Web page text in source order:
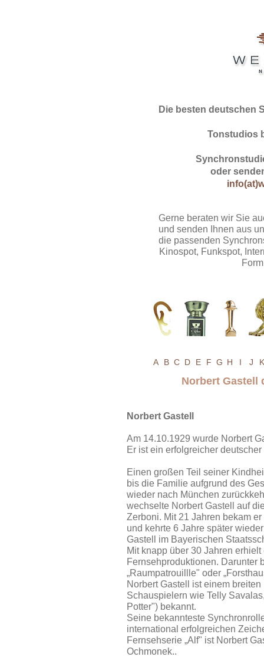
Die besten deutschen
Tonstudios
oder
Gerne beraten wir Sie
und senden Ihnen aus
die passenden
Kinospot, Funkspot,
A B C D E F G H I J K
Norbert Gastell
Norbert Gastell
Am 14.10.1929 wurde Norbert
Er ist ein erfolgreicher
Einen großen Teil seiner
bis die Familie aufgrund des
wieder nach München
wechselte Norbert Gastell auf
Zerboni. Mit 21 Jahren bekam
und kehrte 6 Jahre später
Gastell im Bayerischen
Mit knapp über 30 Jahren
Fernsehproduktionen. Darunter
„Raumpatrouillle" oder
Norbert Gastell ist einem
Schauspielern wie Telly
Potter") bekannt.
Seine bekannteste
international erfolgreichen
Fernsehserie „Alf" ist Norbert
Ochmonek..